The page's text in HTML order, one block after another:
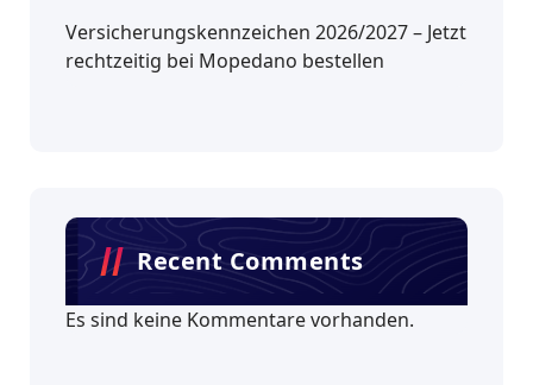
Versicherungskennzeichen 2026/2027 – Jetzt
rechtzeitig bei Mopedano bestellen
Recent Comments
Es sind keine Kommentare vorhanden.